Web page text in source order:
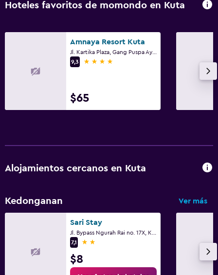
Hoteles favoritos de momondo en Kuta
Amnaya Resort Kuta
9,3
4 estrellas
$65
Alojamientos cercanos en Kuta
Kedonganan Ver más
Sari Stay
7,1
2 estrellas
$8